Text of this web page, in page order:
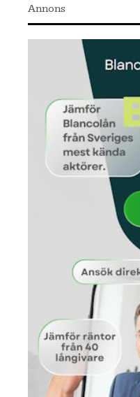
Annons